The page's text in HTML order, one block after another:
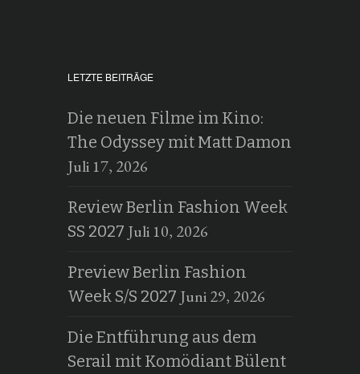
LETZTE BEITRÄGE
Die neuen Filme im Kino:
The Odyssey mit Matt Damon
Juli 17, 2026
Review Berlin Fashion Week
SS 2027 Juli 10, 2026
Preview Berlin Fashion
Week S/S 2027 Juni 29, 2026
Die Entführung aus dem
Serail mit Komödiant Bülent